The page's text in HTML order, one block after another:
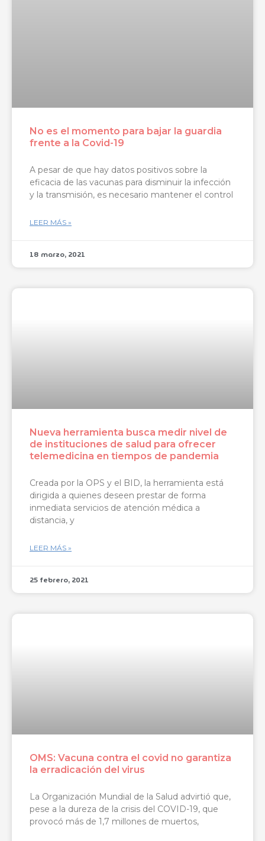
No es el momento para bajar la guardia
frente a la Covid-19
A pesar de que hay datos positivos sobre la
eficacia de las vacunas para disminuir la infección
y la transmisión, es necesario mantener el control
LEER MÁS »
18 marzo, 2021
Nueva herramienta busca medir nivel de
de instituciones de salud para ofrecer
telemedicina en tiempos de pandemia
Creada por la OPS y el BID, la herramienta está
dirigida a quienes deseen prestar de forma
inmediata servicios de atención médica a
distancia, y
LEER MÁS »
25 febrero, 2021
OMS: Vacuna contra el covid no garantiza
la erradicación del virus
La Organización Mundial de la Salud advirtió que,
pese a la dureza de la crisis del COVID-19, que
provocó más de 1,7 millones de muertos,